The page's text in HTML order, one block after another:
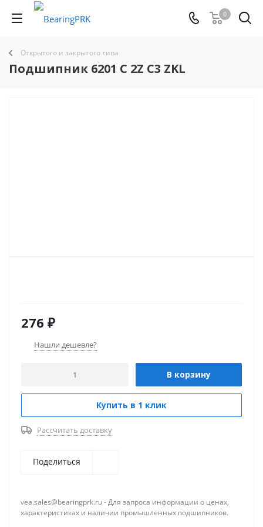
0
Открытого и закрытого типа
Подшипник 6201 C 2Z C3 ZKL
276 ₽
Нашли дешевле?
В корзину
Купить в 1 клик
Рассчитать доставку
Поделиться
vea.sales@bearingprk.ru - Для запроса информации о ценах,
характеристиках и наличии промышленных подшипников.